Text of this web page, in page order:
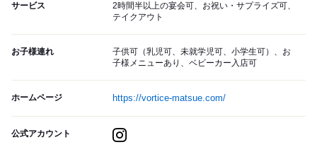
サービス
2時間半以上の宴会可、お祝い・サプライズ可、
テイクアウト
お子様連れ
子供可（乳児可、未就学児可、小学生可）、お
子様メニューあり、ベビーカー入店可
ホームページ https://vortice-matsue.com/
公式アカウント